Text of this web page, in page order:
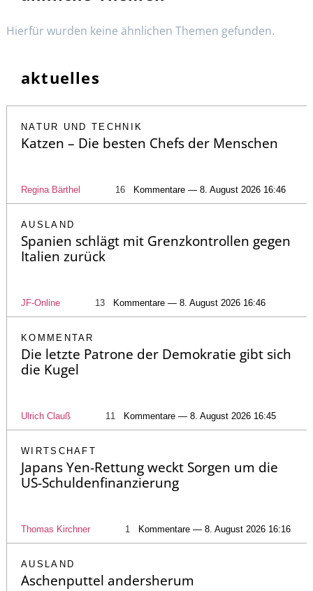
Hierfür wurden keine ähnlichen Themen gefunden.
aktuelles
NATUR UND TECHNIK
Katzen – Die besten Chefs der Menschen
Regina Bärthel 16 Kommentare — 8. August 2026 16:46
AUSLAND
Spanien schlägt mit Grenzkontrollen gegen
Italien zurück
JF-Online 13 Kommentare — 8. August 2026 16:46
KOMMENTAR
Die letzte Patrone der Demokratie gibt sich
die Kugel
Ulrich Clauß 11 Kommentare — 8. August 2026 16:45
WIRTSCHAFT
Japans Yen-Rettung weckt Sorgen um die
US-Schuldenfinanzierung
Thomas Kirchner 1 Kommentare — 8. August 2026 16:16
AUSLAND
Aschenputtel andersherum